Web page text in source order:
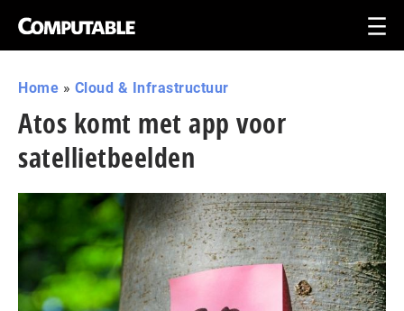
Home » Cloud & Infrastructuur
Atos komt met app voor
satellietbeelden